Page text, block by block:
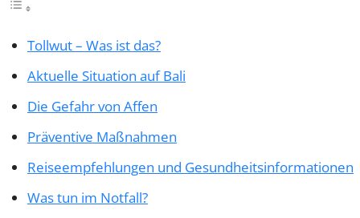
Tollwut – Was ist das?
Aktuelle Situation auf Bali
Die Gefahr von Affen
Präventive Maßnahmen
Reiseempfehlungen und Gesundheitsinformationen
Was tun im Notfall?